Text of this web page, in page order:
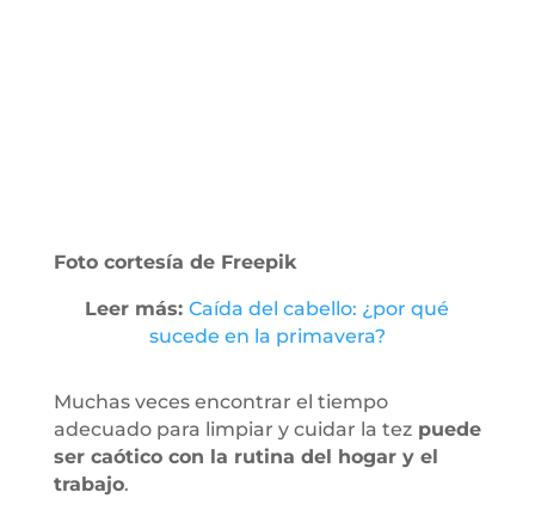
Foto cortesía de Freepik
Leer más:Caída del cabello: ¿por qué
sucede en la primavera?
Muchas veces encontrar el tiempo
adecuado para limpiar y cuidar la tezpuede
ser caótico con la rutina del hogar y el
trabajo.